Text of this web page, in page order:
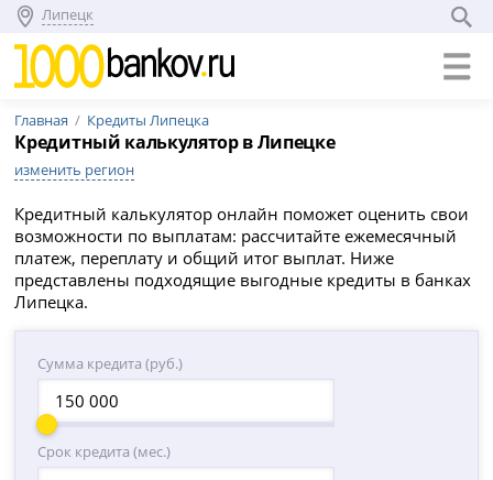
Липецк
Главная Кредиты Липецка
Кредитный калькулятор в Липецке
изменить регион
Кредитный калькулятор онлайн поможет оценить свои
возможности по выплатам: рассчитайте ежемесячный
платеж, переплату и общий итог выплат. Ниже
представлены подходящие выгодные кредиты в банках
Липецка.
Сумма кредита (руб.)
Срок кредита (мес.)